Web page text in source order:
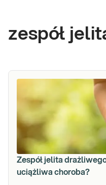
zespół
Zespół jelita
uciążliwa choroba?